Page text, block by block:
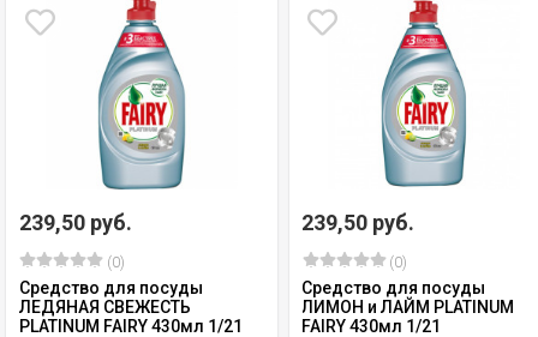
239,50 руб.
(0)
Средство для посуды
ЛЕДЯНАЯ СВЕЖЕСТЬ
PLATINUM FAIRY 430мл 1/21
239,50 руб.
(0)
Средство для посуды
ЛИМОН и ЛАЙМ PLATINUM
FAIRY 430мл 1/21